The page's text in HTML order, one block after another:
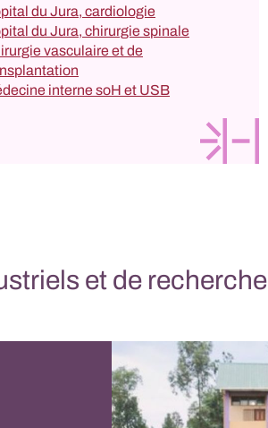
du Jura, cardiologie
du Jura, chirurgie spinale
vasculaire et de
interne soH et USB
et de recherche